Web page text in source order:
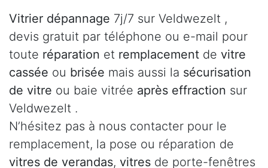
Vitrier dépannage 7j/7 sur Veldwezelt ,
devis gratuit par téléphone ou e-mail pour
toute réparation et remplacement de vitre
cassée ou brisée mais aussi la sécurisation
de vitre ou baie vitrée après effraction sur
Veldwezelt .
N’hésitez pas à nous contacter pour le
remplacement, la pose ou réparation de
vitres de verandas, vitres de porte-fenêtres